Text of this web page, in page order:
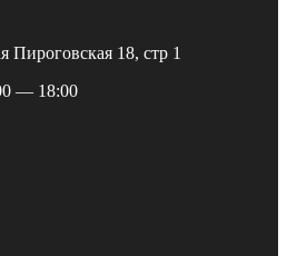
Пироговская 18, стр 1
— 18:00